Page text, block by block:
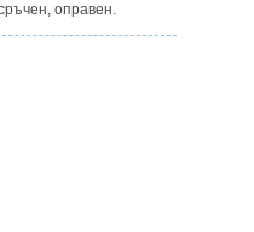
оправен.